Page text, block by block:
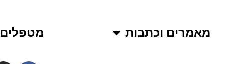
מאמרים וכתבות מטפלים